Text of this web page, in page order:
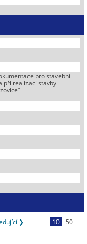
pro stavební
při realizaci stavby
❯ 10
50